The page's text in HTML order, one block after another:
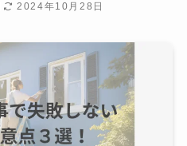
2024年10月28日